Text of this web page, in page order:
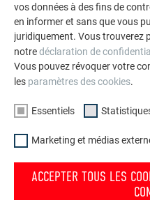
VOIR DAVANTAGE DE
vos données à des fins de
en informer et sans que vous
juridiquement. Vous trouverez
notredéclaration de
Vous pouvez révoquer votre
les paramètres des cookies.
Essentiels
Marketing et médias
ACCEPTER TOUS LES